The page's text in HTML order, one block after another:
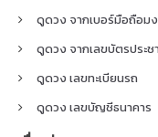
ดูดวง จากเบอร์มือถือม
ดูดวง จากเลขบัตรประช
ดูดวง เลขทะเบียนรถ
ดูดวง เลขบัญชีธนาคาร